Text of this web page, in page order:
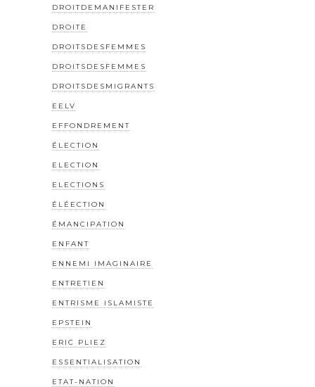
DROITDEMANIFESTER
DROITE
DROITSDESFEMMES
DROITSDESFEMMES
DROITSDESMIGRANTS
EELV
EFFONDREMENT
ÉLECTION
ELECTION
ELECTIONS
ÉLÉECTION
ÉMANCIPATION
ENFANT
ENNEMI IMAGINAIRE
ENTRETIEN
ENTRISME ISLAMISTE
EPSTEIN
ERIC PLIEZ
ESSENTIALISATION
ETAT-NATION